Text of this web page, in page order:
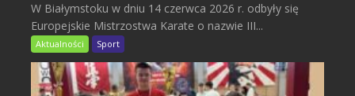
W Białymstoku w dniu 14 czerwca 2026 r. odbyły się
Europejskie Mistrzostwa Karate o nazwie III...
Aktualności Sport